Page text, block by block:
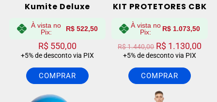
Kumite Deluxe
À vista no
Pix:
R$522,50
R$550,00
+5% de desconto via PIX
COMPRAR
KIT PROTETORES CBK
À vista no
Pix:
R$ 1.073,50
R$1.440,00 R$ 1.130,00
+5% de desconto via PIX
COMPRAR